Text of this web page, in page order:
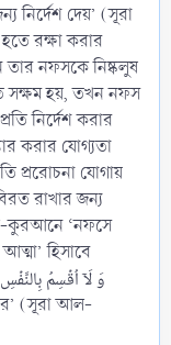
নির্দেশ দেয়’ (সূরা
রক্ষা করার
তার নফসকে নিষ্কলুষ
সক্ষম হয়, তখন নফস
নির্দেশ করার
করার যোগ্যতা
প্ররোচনা যোগায়
রাখার জন্য
কুরআনে ‘নফসে